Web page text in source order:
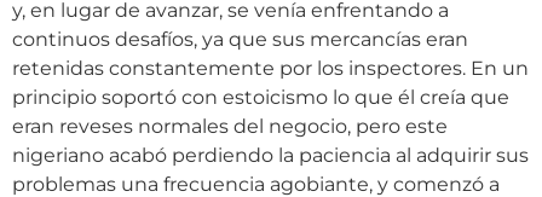
y, en lugar de avanzar, se venía enfrentando a
continuos desafíos, ya que sus mercancías eran
retenidas constantemente por los inspectores. En un
principio soportó con estoicismo lo que él creía que
eran reveses normales del negocio, pero este
nigeriano acabó perdiendo la paciencia al adquirir sus
problemas una frecuencia agobiante, y comenzó a